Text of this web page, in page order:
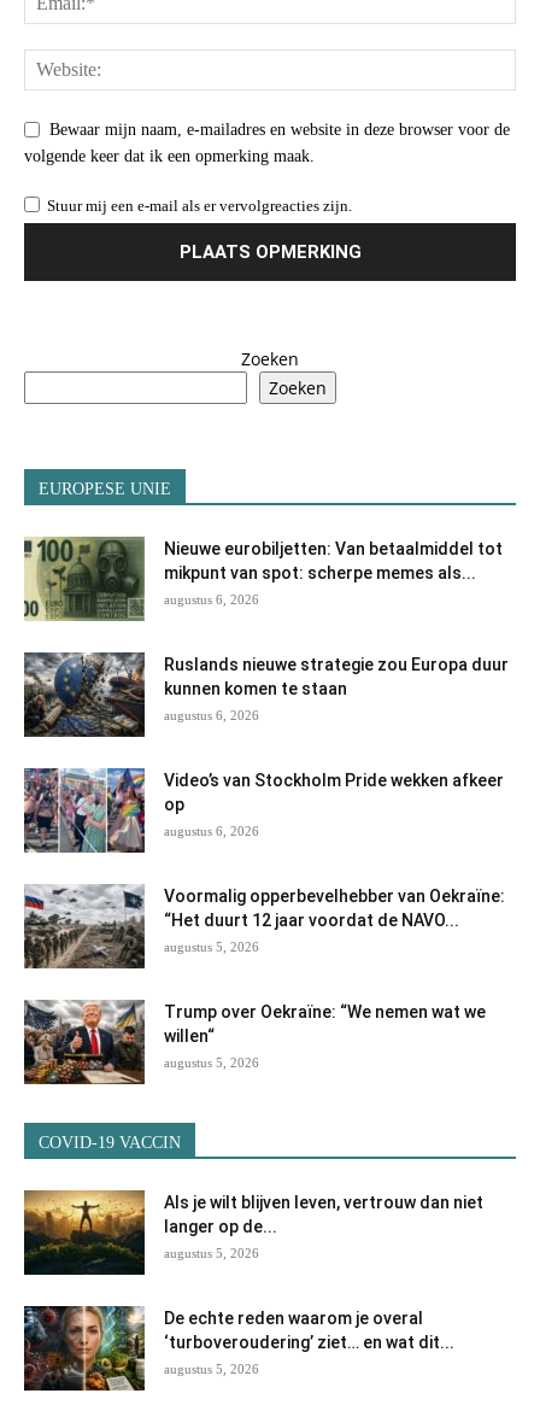
Bewaar mijn naam, e-mailadres en website in deze browser voor de
volgende keer dat ik een opmerking maak.
Stuur mij een e-mail als er vervolgreacties zijn.
Zoeken
Zoeken
EUROPESE UNIE
Nieuwe eurobiljetten: Van betaalmiddel tot
mikpunt van spot: scherpe memes als...
augustus 6, 2026
Ruslands nieuwe strategie zou Europa duur
kunnen komen te staan
augustus 6, 2026
Video’s van Stockholm Pride wekken afkeer
op
augustus 6, 2026
Voormalig opperbevelhebber van Oekraïne:
“Het duurt 12 jaar voordat de NAVO...
augustus 5, 2026
Trump over Oekraïne: “We nemen wat we
willen“
augustus 5, 2026
COVID-19 VACCIN
Als je wilt blijven leven, vertrouw dan niet
langer op de...
augustus 5, 2026
De echte reden waarom je overal
‘turboveroudering’ ziet… en wat dit...
augustus 5, 2026